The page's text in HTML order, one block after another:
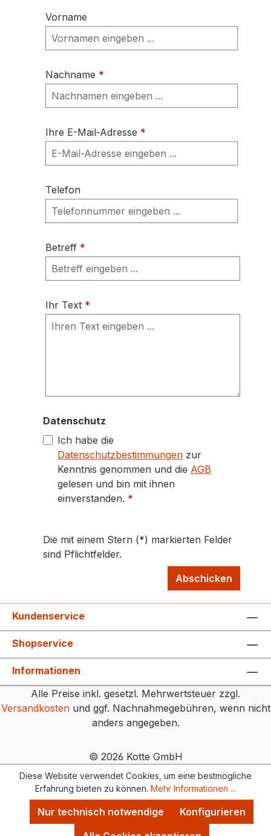
Vorname
Nachname *
Ihre E-Mail-Adresse *
Telefon
Betreff *
Ihr Text *
Datenschutz
Ich habe die
Datenschutzbestimmungen zur
Kenntnis genommen und die AGB
gelesen und bin mit ihnen
einverstanden. *
Die mit einem Stern (*) markierten Felder
sind Pflichtfelder.
Abschicken
Kundenservice
Shopservice
Informationen
Alle Preise inkl. gesetzl. Mehrwertsteuer zzgl.
Versandkostenund ggf. Nachnahmegebühren, wenn nicht
anders angegeben.
© 2026 Kotte GmbH
Diese Website verwendet Cookies, um eine bestmögliche
Erfahrung bieten zu können. Mehr Informationen ...
Nur technisch notwendige
Konfigurieren